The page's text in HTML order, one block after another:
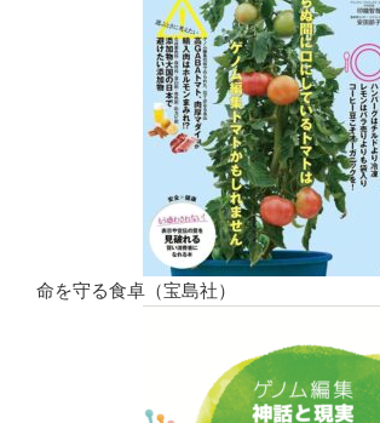
命を守る食卓（宝島社）